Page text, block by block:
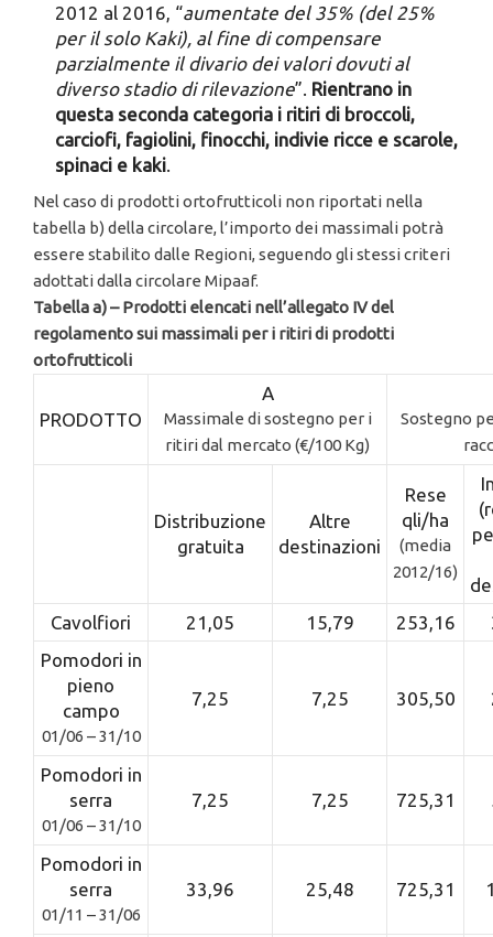
2012 al 2016, “aumentate del 35% (del 25%
per il solo Kaki), al fine di compensare
parzialmente il divario dei valori dovuti al
diverso stadio di rilevazione”. Rientrano in
questa seconda categoria i ritiri di broccoli,
carciofi, fagiolini, finocchi, indivie ricce e scarole,
spinaci e kaki.
Nel caso di prodotti ortofrutticoli non riportati nella
tabella b) della circolare, l’importo dei massimali potrà
essere stabilito dalle Regioni, seguendo gli stessi criteri
adottati dalla circolare Mipaaf.
Tabella a) – Prodotti elencati nell’allegato IV del
regolamento sui massimali per i ritiri di prodotti
ortofrutticoli
PRODOTTO
A
Massimale di sostegno per i
ritiri dal mercato (€/100 Kg)
Sostegno
Distribuzione
gratuita
Altre
destinazioni
Rese
qli/ha
(media
2012/16)
Cavolfiori
21,05 15,79 253,16
Pomodori in
pieno
campo
01/06 – 31/10
7,25 7,25 305,50
Pomodori in
serra
01/06 – 31/10
7,25 7,25 725,31
Pomodori in
serra
01/11 – 31/06
33,96 25,48 725,31